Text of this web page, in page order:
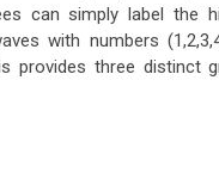
can simply label the
with numbers
provides three distinct